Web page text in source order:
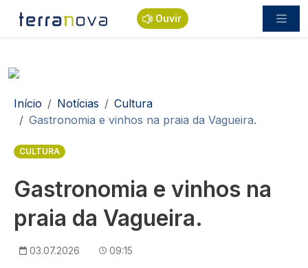
Passar para o conteúdo principal
Ouvir
Navegação estrutural
Início Notícias
Cultura
Gastronomia e vinhos na praia da Vagueira.
CULTURA
Gastronomia e vinhos na
praia da Vagueira.
03.07.2026 09:15